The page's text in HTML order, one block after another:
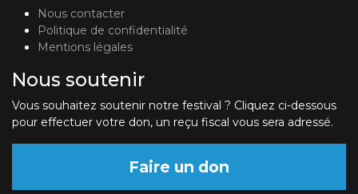
Nous contacter
Politique de confidentialité
Mentions légales
Nous soutenir
Vous souhaitez soutenir notre festival ? Cliquez ci-dessous
pour effectuer votre don, un reçu fiscal vous sera adressé.
Faire un don